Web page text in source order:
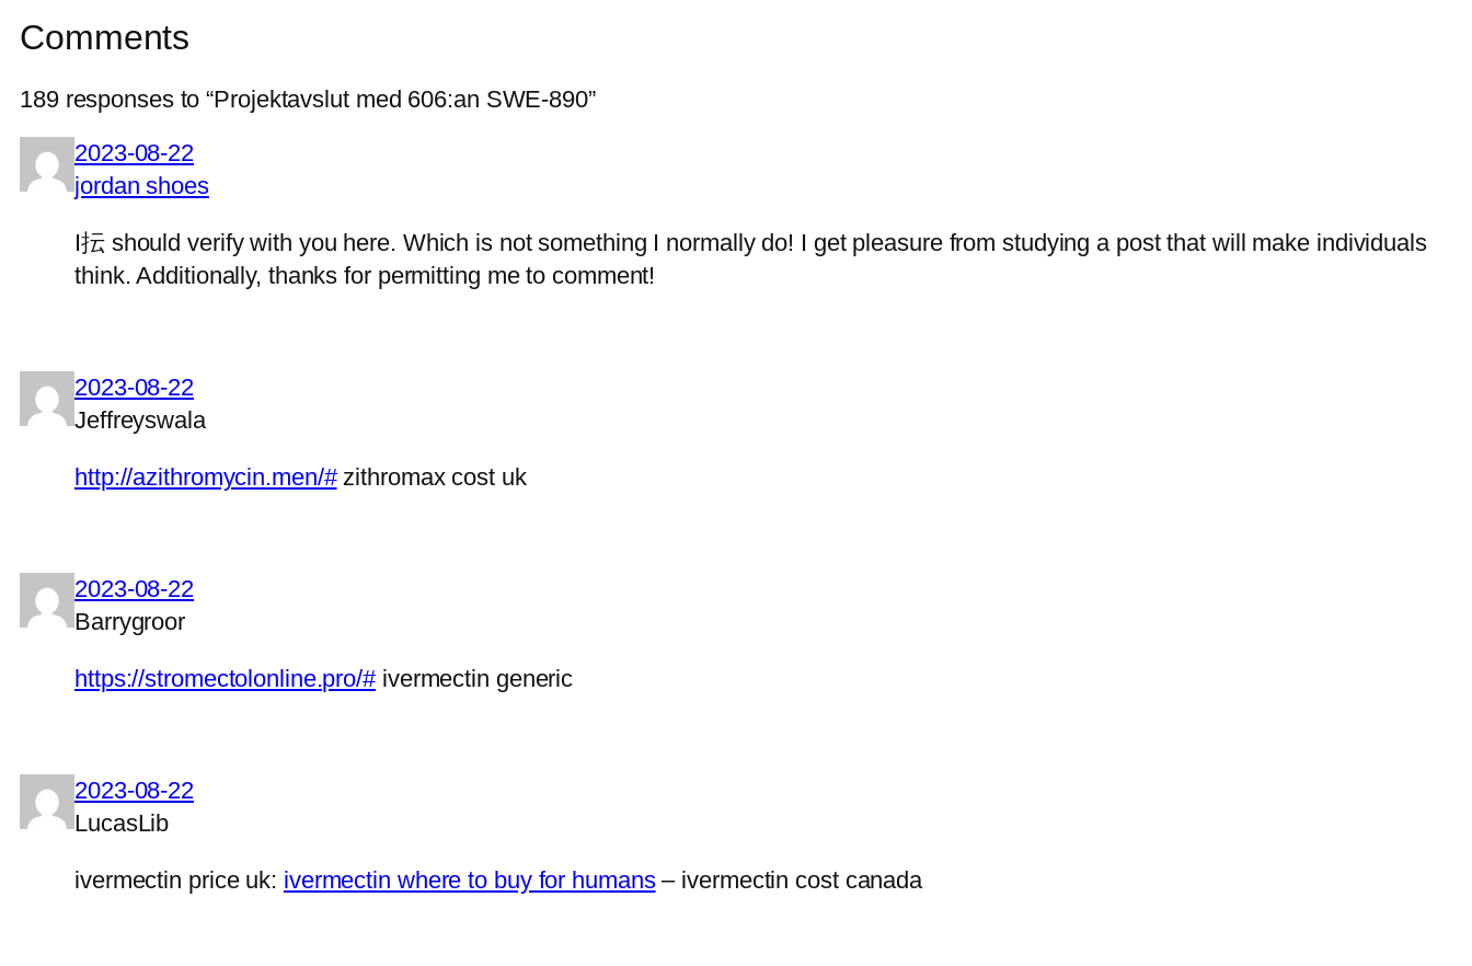
Comments
189 responses to “Projektavslut med 606:an SWE-890”
2023-08-22
jordan shoes
I抎 should verify with you here. Which is not something I normally do! I get pleasure from studying a post that will make individuals
think. Additionally, thanks for permitting me to comment!
2023-08-22
Jeffreyswala
http://azithromycin.men/#zithromax cost uk
2023-08-22
Barrygroor
https://stromectolonline.pro/#ivermectin generic
2023-08-22
LucasLib
ivermectin price uk: ivermectin where to buy for humans– ivermectin cost canada